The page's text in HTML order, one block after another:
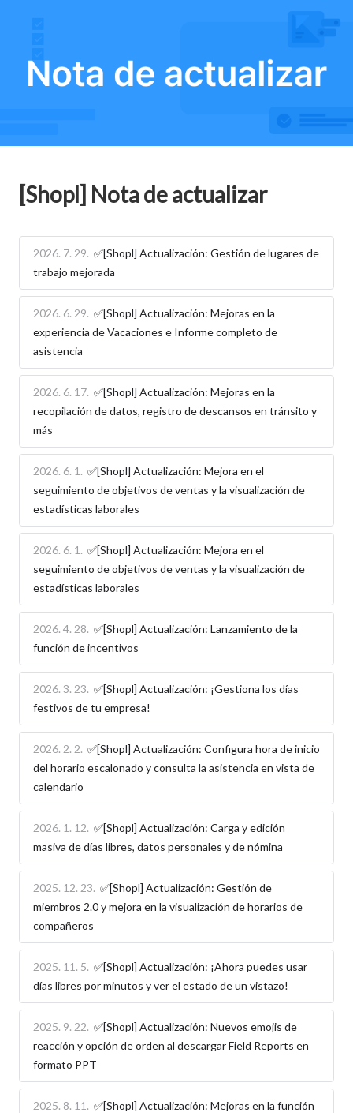
[Shopl] Nota de actualizar
2026. 7. 29. ✅[Shopl] Actualización: Gestión de lugares de
trabajo mejorada
2026. 6. 29. ✅[Shopl] Actualización: Mejoras en la
experiencia de Vacaciones e Informe completo de
asistencia
2026. 6. 17. ✅[Shopl] Actualización: Mejoras en la
recopilación de datos, registro de descansos en tránsito y
más
2026. 6. 1. ✅[Shopl] Actualización: Mejora en el
seguimiento de objetivos de ventas y la visualización de
estadísticas laborales
2026. 6. 1. ✅[Shopl] Actualización: Mejora en el
seguimiento de objetivos de ventas y la visualización de
estadísticas laborales
2026. 4. 28. ✅[Shopl] Actualización: Lanzamiento de la
función de incentivos
2026. 3. 23. ✅[Shopl] Actualización: ¡Gestiona los días
festivos de tu empresa!
2026. 2. 2. ✅[Shopl] Actualización: Configura hora de inicio
del horario escalonado y consulta la asistencia en vista de
calendario
2026. 1. 12. ✅[Shopl] Actualización: Carga y edición
masiva de días libres, datos personales y de nómina
2025. 12. 23. ✅[Shopl] Actualización: Gestión de
miembros 2.0 y mejora en la visualización de horarios de
compañeros
2025. 11. 5. ✅[Shopl] Actualización: ¡Ahora puedes usar
días libres por minutos y ver el estado de un vistazo!
2025. 9. 22. ✅[Shopl] Actualización: Nuevos emojis de
reacción y opción de orden al descargar Field Reports en
formato PPT
2025. 8. 11. ✅[Shopl] Actualización: Mejoras en la función